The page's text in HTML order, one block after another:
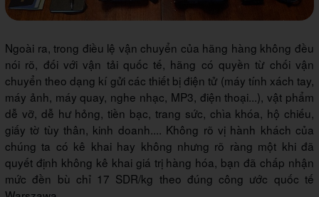
Ngoài ra, trong điều lệ vận chuyển của hãng hàng không đều
nói rõ, đối với vận tải quốc tế, hãng có quyền từ chối vận
chuyển theo dạng kí gửi các thiết bị điện tử (máy tính xách tay,
máy ảnh, máy quay, nghe nhạc, MP3, điện thoại...), vật phẩm
dễ vỡ, dễ hư hỏng, tiền bạc, trang sức, chìa khóa, hộ chiếu,
giấy tờ tùy thân, kinh doanh.... Không rõ vị hành khách của
chúng ta có kê khai hay không nhưng rõ ràng một khi đã
quyết định không kê khai giá trị hàng hóa, bạn đã chấp nhận
mức đền bù chỉ 17 SDR/kg theo đúng công ước quốc tế